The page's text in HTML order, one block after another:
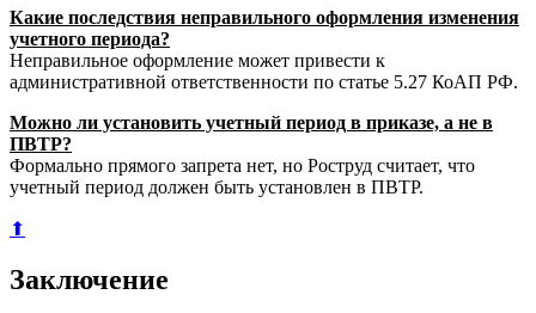
Какие последствия неправильного оформления изменения
учетного периода?
Неправильное оформление может привести к
административной ответственности по статье 5.27 КоАП РФ.
Можно ли установить учетный период в приказе, а не в
ПВТР?
Формально прямого запрета нет, но Роструд считает, что
учетный период должен быть установлен в ПВТР.
⬆
Заключение